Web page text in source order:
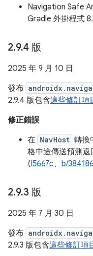
Navigation Safe
Gradle 外掛程式
2.9.4 版
2025 年 9 月 10 日
發布
2.9.4 版包含這些修訂項
修正錯誤
在 NavHost 轉換
格中途傳送預測返
(I5667c、 b/
2.9.3 版
2025 年 7 月 30 日
發布
2.9.3 版包含這些修訂項